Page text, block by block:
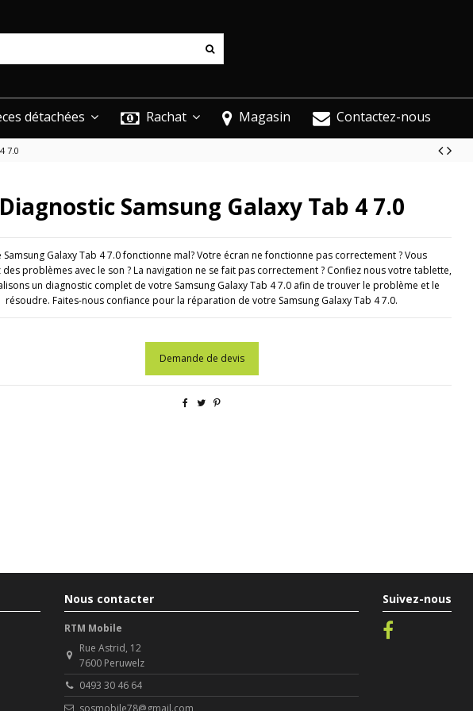
détachées Rachat Magasin Contactez-nous
7.0
Diagnostic Samsung Galaxy Tab 4 7.0
Samsung Galaxy Tab 4 7.0 fonctionne mal? Votre écran ne fonctionne pas correctement ? Vous
problèmes avec le son ? La navigation ne se fait pas correctement ? Confiez nous votre tablette,
un diagnostic complet de votre Samsung Galaxy Tab 4 7.0 afin de trouver le problème et le
résoudre. Faites-nous confiance pour la réparation de votre Samsung Galaxy Tab 4 7.0.
Demande de devis
Nous contacter
RTM Mobile
Rue Astrid, 12
7600 Peruwelz
0493 30 46 64
sosmobile78@gmail.com
Suivez-nous